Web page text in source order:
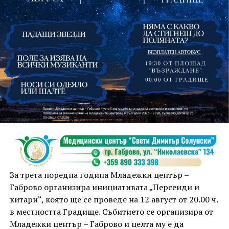
На 13 август организаторите са предвидили
занимания и за здрав дух, и за здраво тяло.
Инструкторката по пилатес и йога Йоанна Петрова
от FitLab ще се погрижи за добрия тонус с групова
тренировка от 19.00 ч., а след това ще има мозъчна
атака с куиз вечер за обща култура. Вечерта ще
приключи с прожекция на новия български
комедиен филм „Брънч за начинаещи“ – в парка,
под звездното дряновско небе.
За трета поредна година Младежки център –
Габрово организира инициативата „Персеиди и
китари“, която ще се проведе на 12 август от 20.00 ч.
в местността Градище. Събитието се организира от
Младежки център – Габрово и целта му е да